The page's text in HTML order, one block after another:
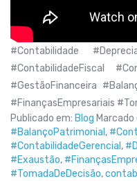
#Contabilidade
#ContabilidadeFiscal
#GestãoFinanceira
#FinançasEmpresariais
Publicado em: Blog Marcado
#BalançoPatrimonial,
#ContabilidadeGerencial,
#Exaustão,
#TomadaDeDecisão,